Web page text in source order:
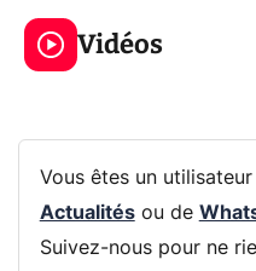
Vidéos
jeux dans la
prochaine Xbox
Vous êtes un
Actualitésou de
Suivez-nous pour ne